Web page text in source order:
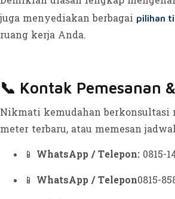
juga menyediakan berbagai pilihan
ruang kerja Anda.
📞 Kontak Pemesanan
Nikmati kemudahan berkonsultasi
meter terbaru, atau memesan
📱 WhatsApp / Telepon: 0815-
📱 WhatsApp / Telepon0815-